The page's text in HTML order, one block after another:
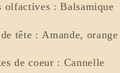
olfactives :Balsamique
tête : Amande, orange
de coeur : Cannelle